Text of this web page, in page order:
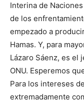
Interina de
de los
empezado a
Hamas. Y, para
Lázaro Sáenz, es el
ONU. Esperemos
Para los intereses
extremadamente